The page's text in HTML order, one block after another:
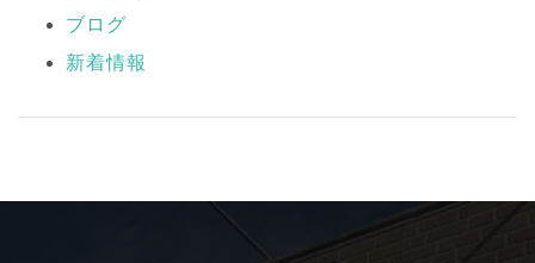
ブログ
新着情報